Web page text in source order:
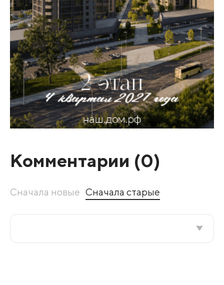
Комментарии (0)
Сначала новые Сначала старые